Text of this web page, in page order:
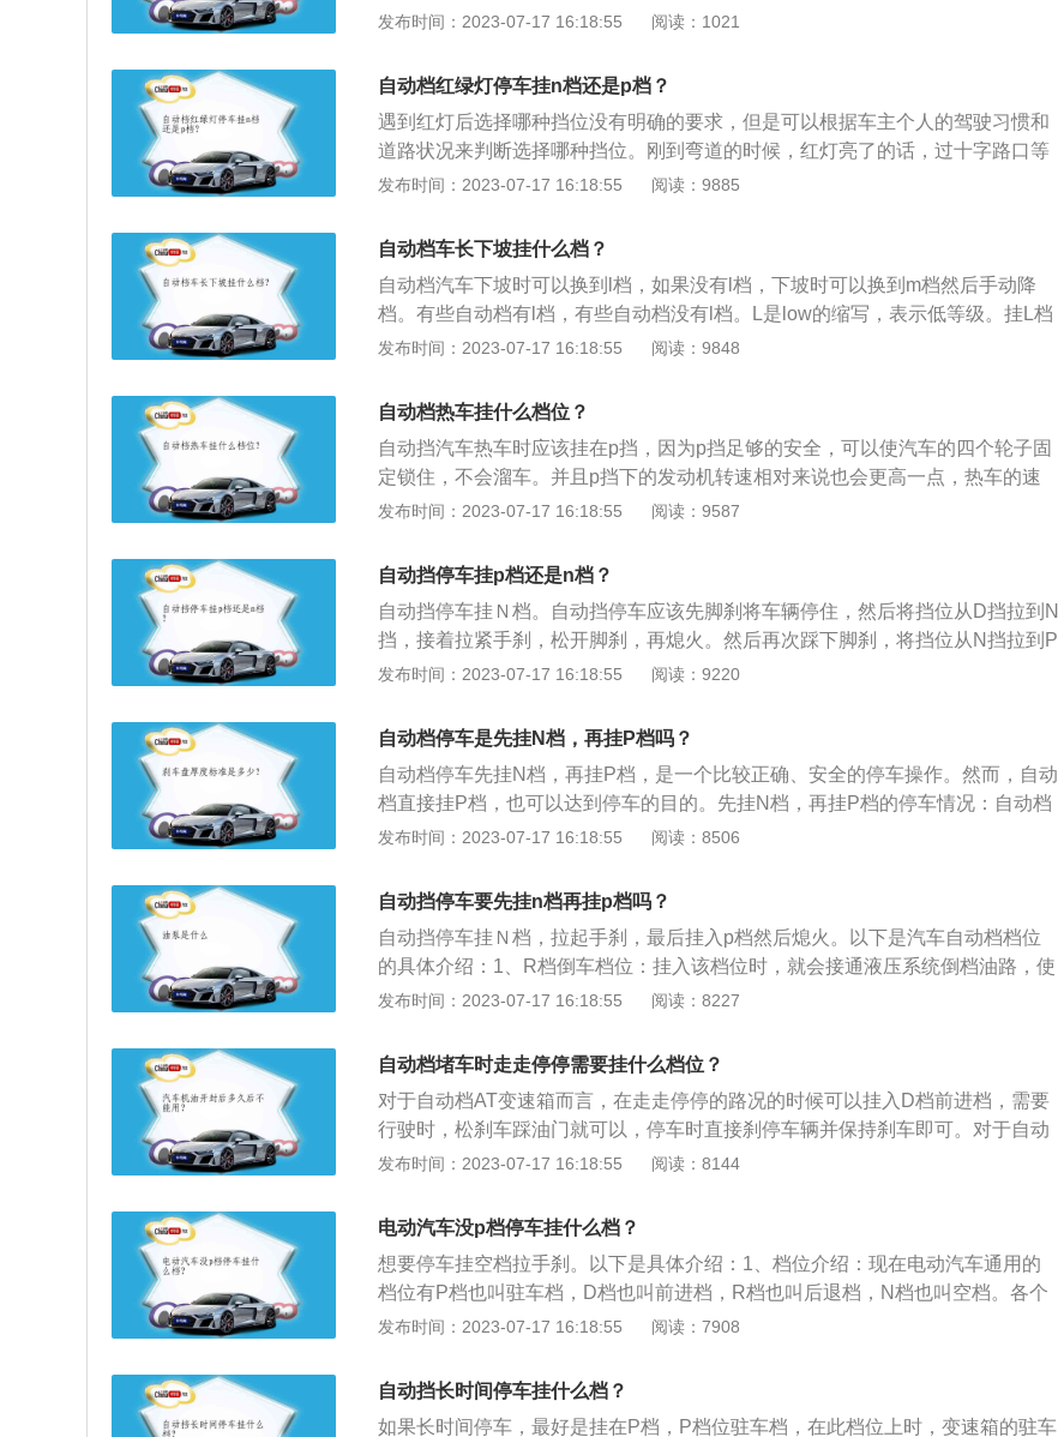
停车功能会受到损害，如果车辆还没有停住我们就挂了P挡的话，那么可能会对
的一个齿轮来强迫使汽车停下，就好像手机卡了壳，而自己直接给手机强制重启
来解决问题一样，手机经常这样强制重启的话会发生毛病，同理汽车总是直接挂
P挡的话也会对汽车不好。
发布时间：2023-07-17 16:18:55 阅读：1021
自动档红绿灯停车挂n档还是p档？
遇到红灯后选择哪种挡位没有明确的要求，但是可以根据车主个人的驾驶习惯和
道路状况来判断选择哪种挡位。刚到弯道的时候，红灯亮了的话，过十字路口等
的时间会变长，停车的地方也相对平坦的话，可以选择N挡。但是，如果你停车
挡到D挡容易倒车，尽量不要挂P挡。D挡时如果踩刹车，则相当于用连接发动机
和变速器的液力扭矩转换器固定被动环，产生反作用力，施加到连接发动机的有
源轮上，发动机的负荷增加，实际上刹车阻止车辆前进。发动机计算机对此作出
反应，增加了喷油量，在这期间油耗增加，因此刹车停止时，耗油量会瞬间增
加。
发布时间：2023-07-17 16:18:55 阅读：9885
自动档车长下坡挂什么档？
自动档汽车下坡时可以换到l档，如果没有l档，下坡时可以换到m档然后手动降
档。有些自动档有l档，有些自动档没有l档。L是low的缩写，表示低等级。挂L档
后，变速箱将保持在低档而不升档，这样汽车就可以用发动机制动。下坡时，换
而陡的斜坡上减速，可能会导致制动系统过热和故障，这是非常危险的。如果是
短坡道，则无需使用发动机制动来减速。如果是长而陡的斜坡，最好使用发动机
制动器减速，否则可能会有危险。
发布时间：2023-07-17 16:18:55 阅读：9848
自动档热车挂什么档位？
自动挡汽车热车时应该挂在p挡，因为p挡足够的安全，可以使汽车的四个轮子固
定锁住，不会溜车。并且p挡下的发动机转速相对来说也会更高一点，热车的速
度会更快。热车的最终目的是在短时间内令汽车内部各种油液迅速活络起来，所
动并不快，这样油液会缓慢地被发动机激活，又因为发动机活塞运动不是特别
快，所以不会对发动机带来特别大的损伤。热车的时间，尽量控制在半分钟到一
分钟之间，然后就可以控制汽车匀速行驶。以前热车都是三五分钟，然后就开始
行驶，这对于汽车的伤害很大，而且也会导致发动机的进气量低，燃油燃烧不充
分，产生更多的积碳。
发布时间：2023-07-17 16:18:55 阅读：9587
自动挡停车挂p档还是n档？
自动挡停车挂Ｎ档。自动挡停车应该先脚刹将车辆停住，然后将挡位从D挡拉到N
挡，接着拉紧手刹，松开脚刹，再熄火。然后再次踩下脚刹，将挡位从N挡拉到P
挡，接着松开脚刹，关闭电源拔出钥匙。这是最稳妥可靠的停车方法，这是最不
滑行并不能达到省油的效果，长时间空挡滑行会导致自动变速箱内的液压管路中
油压不足，不仅会增大摩擦力、降低润滑效果，同时还将损害自动变速箱内部的
摩擦片；停车挂档需注意，如果需要停车时，自动档驾驶人跟手动档驾驶人停车
方式不同，自动挡车型停车或长时间怠速停车时，要先踩住刹车，并挂入N档，
然后拉上手刹并松开制动脚踏板，当车辆停稳后，再挂入P档；拖车时需注意，
会溜车，若自动挡车型车辆停在一个较陡的斜坡，其重力大于怠速时的动力“余
量”时，汽车会溜坡；注意行驶时档位的切换问题，自动挡车对危险动作都是有保
护和互锁；注意档位启动，在P档或者N档以为档位启动发动机。
发布时间：2023-07-17 16:18:55 阅读：9220
自动档停车是先挂N档，再挂P档吗？
自动档停车先挂N档，再挂P档，是一个比较正确、安全的停车操作。然而，自动
档直接挂P档，也可以达到停车的目的。先挂N档，再挂P档的停车情况：自动档
停车先挂N档，汽车的发动机不再提供动力，制止了汽车向前行驶的趋势；之
自动档停车完成。直接挂P档的停车情况：直接挂P档停车的前提是：确保汽车已
经停稳。自动档的P档有驻车棘爪和泊车齿轮两个锁止装置，当汽车停稳后，驻
车棘爪自动挂在泊车齿轮上，汽车变速箱直接被锁死，完成自动档停车。如果，
汽车未停稳就挂P档，驻车棘爪装置的齿轮就会碰撞发出“咔咔”的响声，会对汽车
的变速器、刹车片、刹车钳施加一定的压力，从而减少它们的使用寿命，损坏汽
发布时间：2023-07-17 16:18:55 阅读：8506
自动挡停车要先挂n档再挂p档吗？
自动挡停车挂Ｎ档，拉起手刹，最后挂入p档然后熄火。以下是汽车自动档档位
的具体介绍：1、R档倒车档位：挂入该档位时，就会接通液压系统倒档油路，使
驱动轮反转，进行倒档行驶。当车辆未完全停稳时，不得强行转至“R”挡，否则会
力。3、D档前进档位：当换档操纵手柄处于该档位时，液压系统控制装置就会根
据节气门开度信号与车速信号自动接通相应的前进档油路，可随着行驶速度的变
化自动升降挡，实现自动变速功能。4、P档驻车档：利用机械装置去锁紧汽轮胎
车转动部分，使汽车不能移动。
发布时间：2023-07-17 16:18:55 阅读：8227
自动档堵车时走走停停需要挂什么档位？
对于自动档AT变速箱而言，在走走停停的路况的时候可以挂入D档前进档，需要
行驶时，松刹车踩油门就可以，停车时直接刹停车辆并保持刹车即可。对于自动
档双离合变速箱而言，可以挂入手动模式1档，这样变速箱就不会频繁在1档和2
挂入D档，当挂入D档刹停车辆时，变速器内部的主动轮处于空转模式，影响较
小。在坡道处堵车时，可以通过缓放刹车踏板的方式不断让汽车以怠速向前蠕
动，由于车辆处于上坡状态，所以怠速会比平地慢一些，耐心等待怠速上来即
可。注意保持车距。
发布时间：2023-07-17 16:18:55 阅读：8144
电动汽车没p档停车挂什么档？
想要停车挂空档拉手刹。以下是具体介绍：1、档位介绍：现在电动汽车通用的
档位有P档也叫驻车档，D档也叫前进档，R档也叫后退档，N档也叫空档。各个
档位之间的转换都是通过车内控制器的转换信号来实现，比如后退档是通过控制
进时挂倒档踩加速器没有任何效果，必须等到车子停下才会开始实现倒档的作
用。2、变速箱的核心：电动汽车变速箱的核心是直流电动机，电能转换效率最
发布时间：2023-07-17 16:18:55 阅读：7908
自动挡长时间停车挂什么档？
如果长时间停车，最好是挂在P档，P档位驻车档，在此档位上时，变速箱的驻车